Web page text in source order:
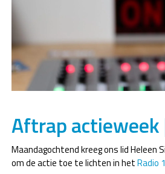
Aftrap actieweek
Maandagochtend kreeg ons lid Heleen
om de actie toe te lichten in hetRadio